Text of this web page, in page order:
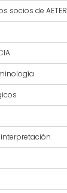
socios de AETER